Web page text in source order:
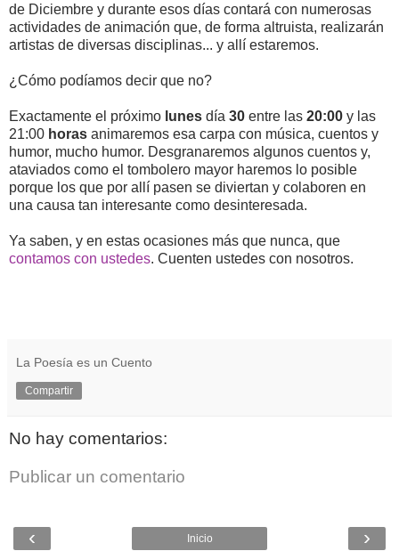
de Diciembre y durante esos días contará con numerosas
actividades de animación que, de forma altruista, realizarán
artistas de diversas disciplinas... y allí estaremos.
¿Cómo podíamos decir que no?
Exactamente el próximo lunes día 30 entre las 20:00 y las
21:00 horas animaremos esa carpa con música, cuentos y
humor, mucho humor. Desgranaremos algunos cuentos y,
ataviados como el tombolero mayor haremos lo posible
porque los que por allí pasen se diviertan y colaboren en
una causa tan interesante como desinteresada.
Ya saben, y en estas ocasiones más que nunca, que
contamos con ustedes. Cuenten ustedes con nosotros.
La Poesía es un Cuento
Compartir
No hay comentarios:
Publicar un comentario
‹ ›
Inicio